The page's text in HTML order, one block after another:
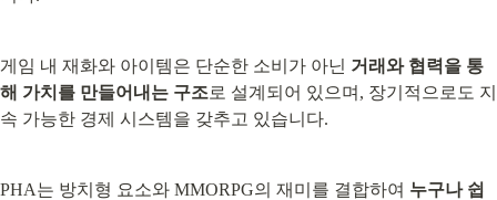
게임 내 재화와 아이템은 단순한 소비가 아닌 거래와 협력을 통
해 가치를 만들어내는 구조 로 설계되어 있으며, 장기적으로도 지
속 가능한 경제 시스템을 갖추고 있습니다.
PHA는 방치형 요소와 MMORPG의 재미를 결합하여 누구나 쉽